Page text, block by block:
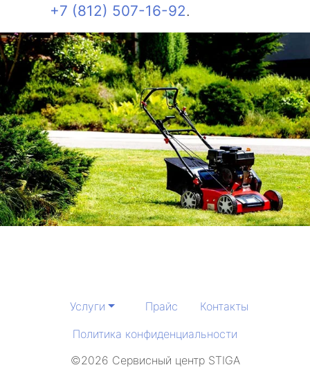
+7 (812) 507-16-92.
Услуги Прайс
Контакты
Политика конфиденциальности
©2026 Сервисный центр STIGA